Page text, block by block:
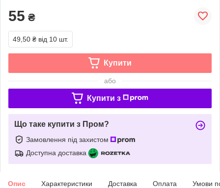
55 ₴
49,50 ₴ від 10 шт.
Купити
або
Купити з
Що таке купити з Пром?
Замовлення під захистом
Доступна доставка
Опис Характеристики Доставка Оплата Умови